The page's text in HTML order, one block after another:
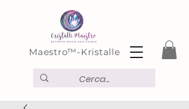
Maestro™-Kristalle